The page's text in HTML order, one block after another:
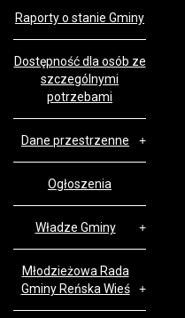
Raporty o stanie Gminy
Dostępność dla osób ze
szczególnymi
potrzebami
Dane przestrzenne
Ogłoszenia
Władze Gminy
Młodzieżowa Rada
Gminy Reńska Wieś